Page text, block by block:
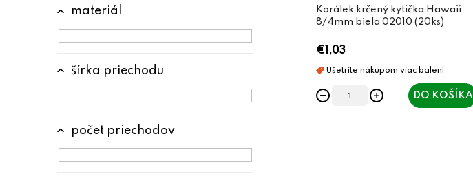
materiál
počet priechodov
šírka priechodu
Korálek krčený kytička Hawaii
8/4mm biela 02010 (20ks)
€1,03
DO KOŠÍKA